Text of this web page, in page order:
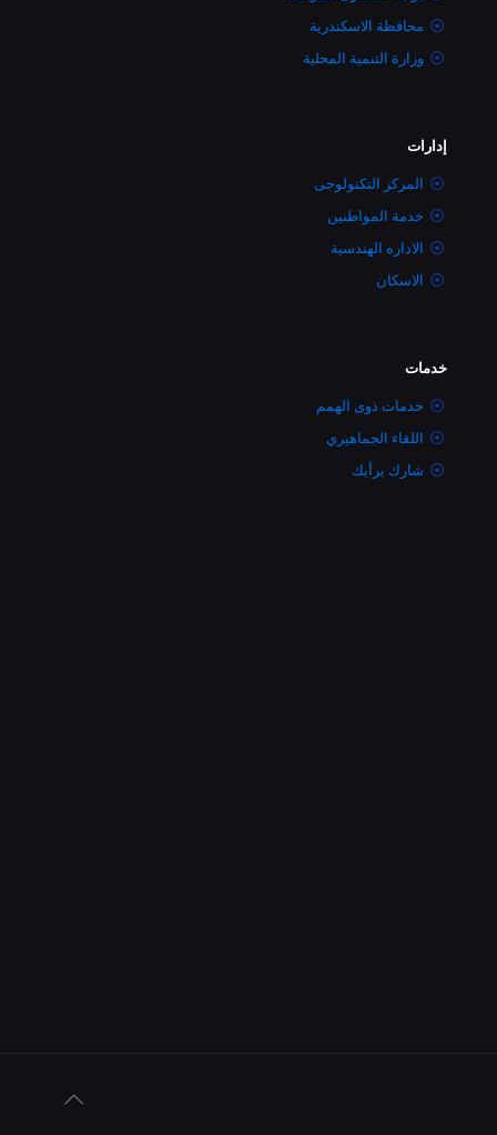
محافظة الاسكندرية
وزارة التنمية المحلية
إدارات
المركز التكنولوجى
خدمة المواطنين
الاداره الهندسية
الاسكان
خدمات
خدمات ذوى الهمم
اللقاء الجماهيري
شارك برأيك